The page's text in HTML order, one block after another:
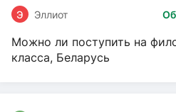
Э Эллиот
Можно ли поступить на
класса, Беларусь